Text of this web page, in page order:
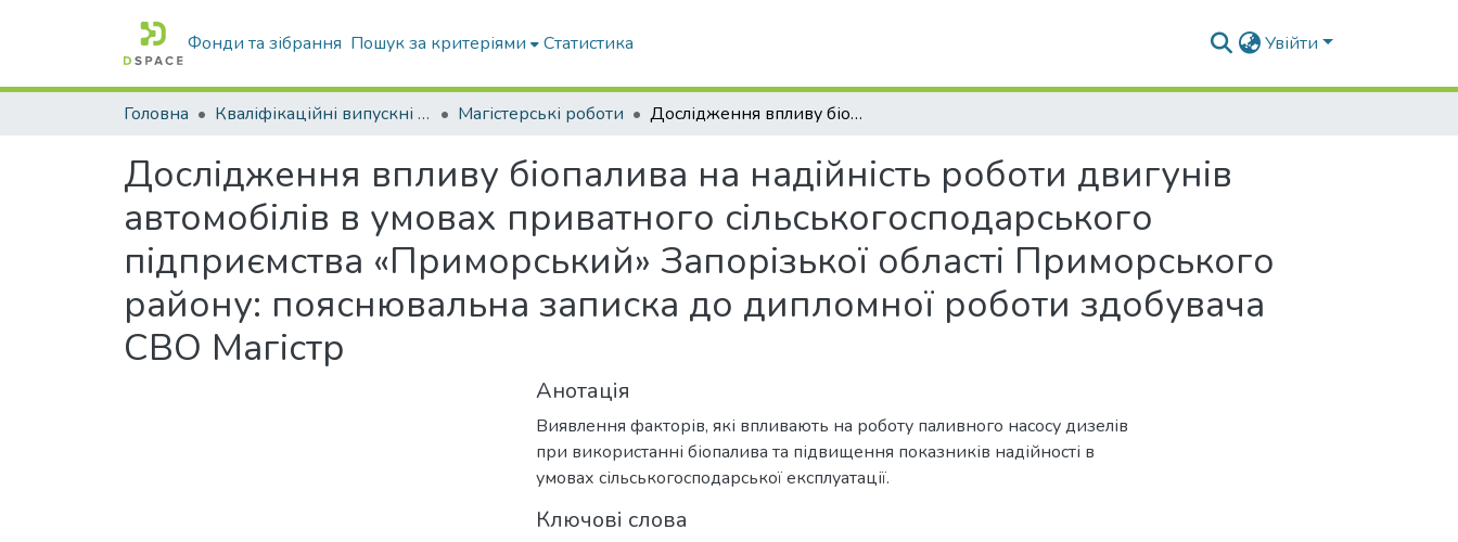
Фонди та зібрання Пошук за критеріями Статистика Увійти
Головна Кваліфікаційні випускні роботи бакалаврів і магістрів Магістерські роботи Дослідження впливу біопалива на надійність роботи двигунів автомобілів в умовах приватного сільськогосподарського підприємства «Приморський» Запорізької області Приморського району: пояснювальна записка до дипломної роботи здобувача СВО Магістр
Дослідження впливу біопалива на надійність роботи двигунів
автомобілів в умовах приватного сільськогосподарського
підприємства «Приморський» Запорізької області Приморського
району: пояснювальна записка до дипломної роботи здобувача
СВО Магістр
Анотація
Виявлення факторів, які впливають на роботу паливного насосу дизелів
при використанні біопалива та підвищення показників надійності в
умовах сільськогосподарської експлуатації.
Ключові слова